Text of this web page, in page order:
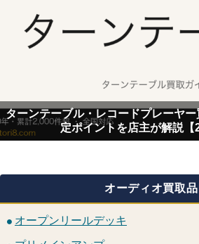
ターンテーブル・レコードプレーヤ
定ポイントを店主が解説【
オーディオ買取品
オープンリールデッキ